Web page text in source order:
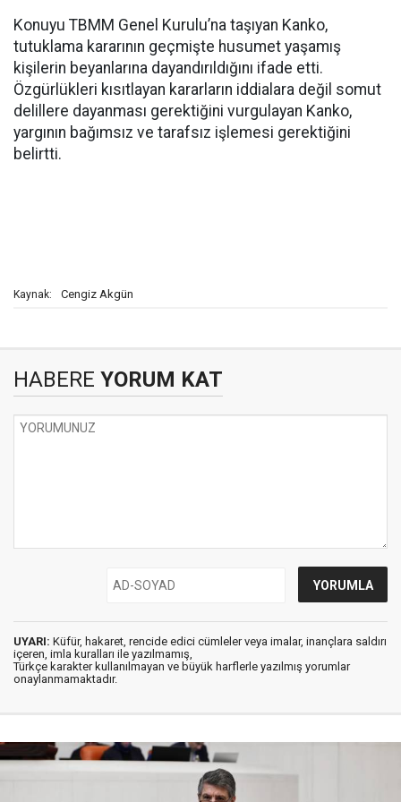
Konuyu TBMM Genel Kurulu’na taşıyan Kanko,
tutuklama kararının geçmişte husumet yaşamış
kişilerin beyanlarına dayandırıldığını ifade etti.
Özgürlükleri kısıtlayan kararların iddialara değil somut
delillere dayanması gerektiğini vurgulayan Kanko,
yargının bağımsız ve tarafsız işlemesi gerektiğini
belirtti.
Kaynak: Cengiz Akgün
HABERE YORUM KAT
UYARI: Küfür, hakaret, rencide edici cümleler veya imalar, inançlara saldırı
içeren, imla kuralları ile yazılmamış,
Türkçe karakter kullanılmayan ve büyük harflerle yazılmış yorumlar
onaylanmamaktadır.